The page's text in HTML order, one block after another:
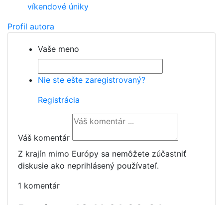
víkendové úniky
Profil autora
Vaše meno
Nie ste ešte zaregistrovaný?
Registrácia
Váš komentár
Z krajín mimo Európy sa nemôžete zúčastniť
diskusie ako neprihlásený používateľ.
1 komentár